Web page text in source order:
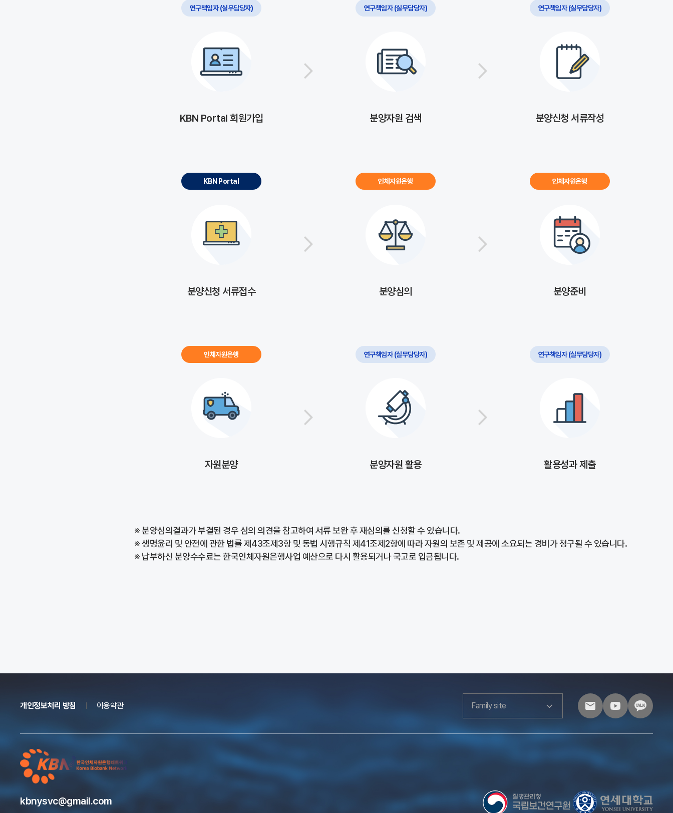
연구책임자 (실무담당자)
KBN Portal 회원가입
연구책임자 (실무담당자)
분양자원 검색
연구책임자 (실무담당자)
분양신청 서류작성
KBN Portal
분양신청 서류접수
인체자원은행
분양심의
인체자원은행
분양준비
인체자원은행
자원분양
연구책임자 (실무담당자)
분양자원 활용
연구책임자 (실무담당자)
활용성과 제출
※ 분양심의결과가 부결된 경우 심의 의견을 참고하여 서류 보완 후 재심의를 신청할 수 있습니다.
※ 생명윤리 및 안전에 관한 법률 제43조제3항 및 동법 시행규칙 제41조제2항에 따라 자원의 보존 및 제공에 소요되는 경비가 청구될 수 있습니다.
※ 납부하신 분양수수료는 한국인체자원은행사업 예산으로 다시 활용되거나 국고로 입금됩니다.
개인정보처리 방침 이용약관 Family site
kbnysvc@gmail.com